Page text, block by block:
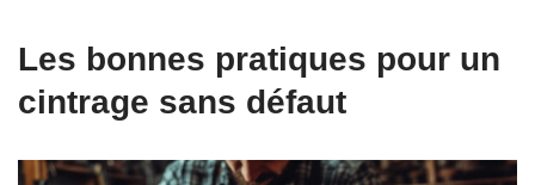
Les bonnes pratiques pour un
cintrage sans défaut